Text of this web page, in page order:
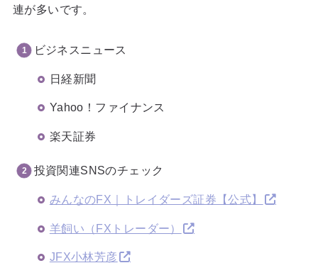
連が多いです。
ビジネスニュース
日経新聞
Yahoo！ファイナンス
楽天証券
投資関連SNSのチェック
みんなのFX｜トレイダーズ証券【公式】
羊飼い（FXトレーダー）
JFX小林芳彦